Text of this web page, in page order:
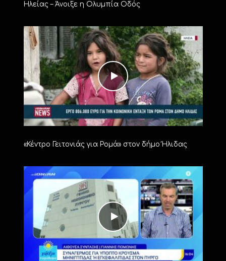
Ηλείας – Άνοιξε η Ολυμπία Οδός
«Κέντρο Γειτονιάς για Ρομά» στον δήμο Ήλιδας